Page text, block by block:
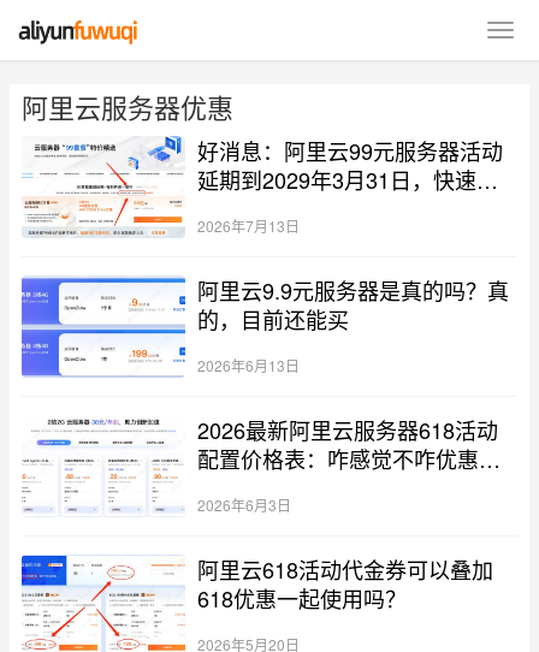
阿里云服务器优惠
好消息：阿里云99元服务器活动
延期到2029年3月31日，快速续
2026年7月13日
阿里云9.9元服务器是真的吗？真
的，目前还能买
2026年6月13日
2026最新阿里云服务器618活动
配置价格表：咋感觉不咋优惠
2026年6月3日
阿里云618活动代金券可以叠加
618优惠一起使用吗？
2026年5月20日